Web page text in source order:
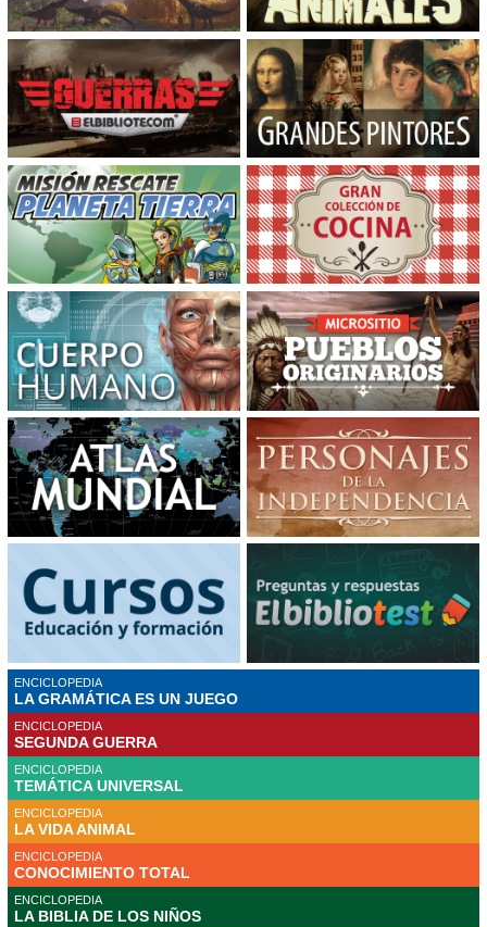
ENCICLOPEDIA
LA GRAMÁTICA ES UN JUEGO
ENCICLOPEDIA
SEGUNDA GUERRA
ENCICLOPEDIA
TEMÁTICA UNIVERSAL
ENCICLOPEDIA
LA VIDA ANIMAL
ENCICLOPEDIA
CONOCIMIENTO TOTAL
ENCICLOPEDIA
LA BIBLIA DE LOS NIÑOS